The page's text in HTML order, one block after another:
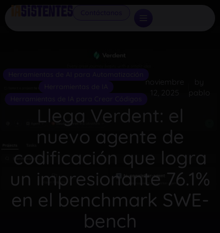
noviembre
12, 2025
by
pablo
Llega Verdent: el
nuevo agente de
codificación que logra
un impresionante 76.1%
en el benchmark SWE-
bench